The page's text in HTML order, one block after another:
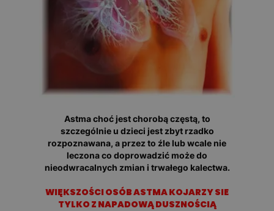
Astma choć jest chorobą częstą, to
szczególnie u dzieci jest zbyt rzadko
rozpoznawana, a przez to źle lub wcale nie
leczona co doprowadzić może do
nieodwracalnych zmian i trwałego kalectwa.
WIĘKSZOŚCI OSÓB ASTMA KOJARZY SIE
TYLKO Z NAPADOWĄ DUSZNOŚCIĄ